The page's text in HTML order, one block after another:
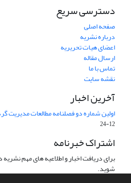
دسترسی سریع
صفحه اصلی
درباره نشریه
اعضای هیات تحریریه
ارسال مقاله
تماس با ما
نقشه سایت
آخرین اخبار
اولین شماره دو فصلنامه مطالعات
12-24
اشتراک خبرنامه
برای دریافت اخبار و اطلاعیه های مهم
شوید.